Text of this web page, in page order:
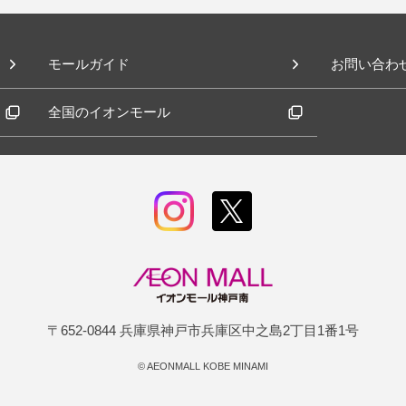
モールガイド お問い合わ
全国のイオンモール
〒652-0844 兵庫県神戸市兵庫区中之島2丁目1番1号
©AEONMALL KOBE MINAMI